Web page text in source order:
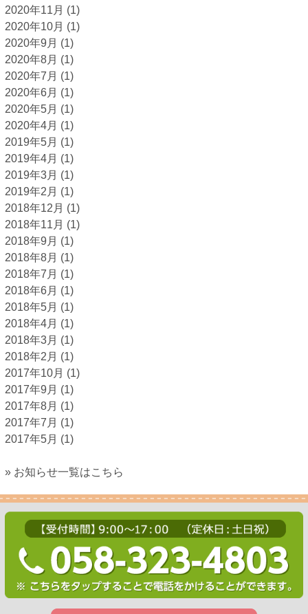
2020年11月 (1)
2020年10月 (1)
2020年9月 (1)
2020年8月 (1)
2020年7月 (1)
2020年6月 (1)
2020年5月 (1)
2020年4月 (1)
2019年5月 (1)
2019年4月 (1)
2019年3月 (1)
2019年2月 (1)
2018年12月 (1)
2018年11月 (1)
2018年9月 (1)
2018年8月 (1)
2018年7月 (1)
2018年6月 (1)
2018年5月 (1)
2018年4月 (1)
2018年3月 (1)
2018年2月 (1)
2017年10月 (1)
2017年9月 (1)
2017年8月 (1)
2017年7月 (1)
2017年5月 (1)
» お知らせ一覧はこちら